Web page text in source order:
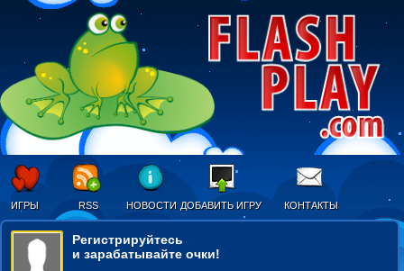
ИГРЫ RSS НОВОСТИ ДОБАВИТЬ ИГРУ КОНТАКТЫ
Регистрируйтесь
и зарабатывайте очки!